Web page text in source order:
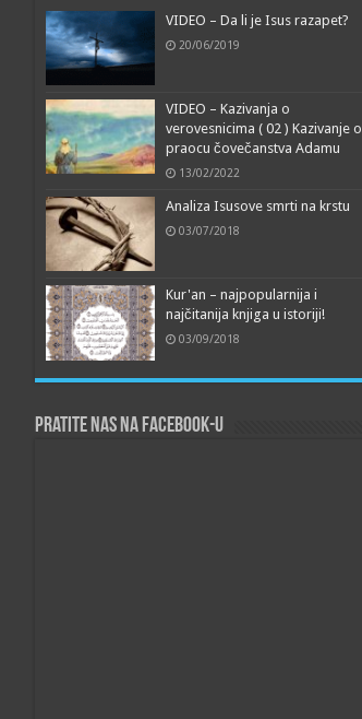
VIDEO – Da li je Isus razapet?
20/06/2019
VIDEO – Kazivanja o
verovesnicima ( 02 ) Kazivanje o
praocu čovečanstva Adamu
13/02/2022
Analiza Isusove smrti na krstu
03/07/2018
Kur'an – najpopularnija i
najčitanija knjiga u istoriji!
03/09/2018
Pratite nas na Facebook-u